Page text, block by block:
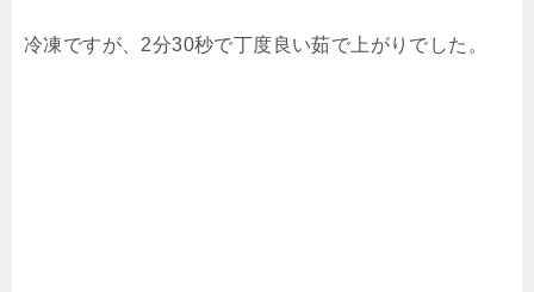
冷凍ですが、2分30秒で丁度良い茹で上がりでした。